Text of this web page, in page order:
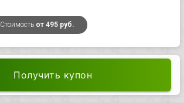
Стоимость от 495 руб.
Получить купон